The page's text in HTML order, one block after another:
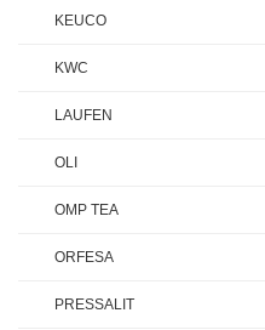
KEUCO
KWC
LAUFEN
OLI
OMP TEA
ORFESA
PRESSALIT